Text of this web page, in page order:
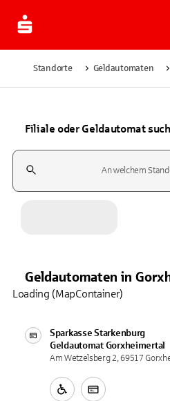
Standorte Geldautomaten
Filiale oder Geldautomat
Suchfeld
Geldautomaten in
Sparkasse Starkenburg
Geldautomat Gorxheimertal
Am Wetzelsberg 2, 69517
Loading (MapContainer)